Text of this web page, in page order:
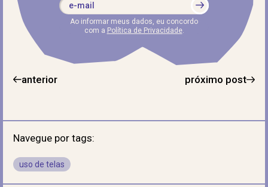
Ao informar meus dados, eu concordo
com a Política de Privacidade.
anterior próximo post
Navegue por tags:
uso de telas